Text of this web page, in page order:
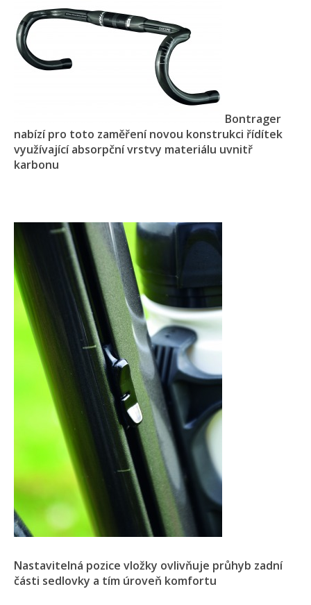
Bontrager
nabízí pro toto zaměření novou konstrukci řídítek
využívající absorpční vrstvy materiálu uvnitř
karbonu
Nastavitelná pozice vložky ovlivňuje průhyb zadní
části sedlovky a tím úroveň komfortu